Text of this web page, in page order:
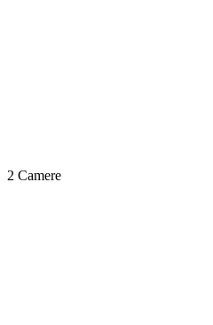
2 Camere